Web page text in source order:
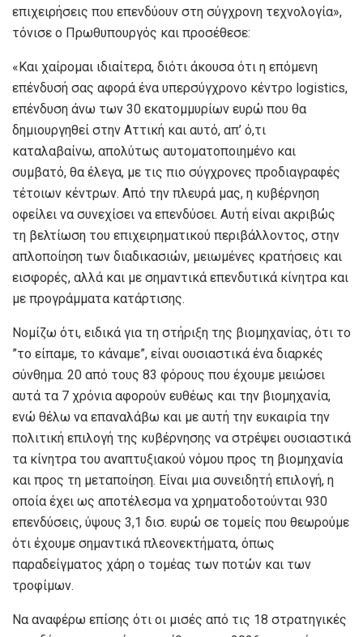
επιχειρήσεις που επενδύουν στη σύγχρονη τεχνολογία»,
τόνισε ο Πρωθυπουργός και προσέθεσε:
«Και χαίρομαι ιδιαίτερα, διότι άκουσα ότι η επόμενη
επένδυσή σας αφορά ένα υπερσύγχρονο κέντρο logistics,
επένδυση άνω των 30 εκατομμυρίων ευρώ που θα
δημιουργηθεί στην Αττική και αυτό, απ’ ό,τι
καταλαβαίνω, απολύτως αυτοματοποιημένο και
συμβατό, θα έλεγα, με τις πιο σύγχρονες προδιαγραφές
τέτοιων κέντρων. Από την πλευρά μας, η κυβέρνηση
οφείλει να συνεχίσει να επενδύσει. Αυτή είναι ακριβώς
τη βελτίωση του επιχειρηματικού περιβάλλοντος, στην
απλοποίηση των διαδικασιών, μειωμένες κρατήσεις και
εισφορές, αλλά και με σημαντικά επενδυτικά κίνητρα και
με προγράμματα κατάρτισης.
Νομίζω ότι, ειδικά για τη στήριξη της βιομηχανίας, ότι το
”το είπαμε, το κάναμε”, είναι ουσιαστικά ένα διαρκές
σύνθημα. 20 από τους 83 φόρους που έχουμε μειώσει
αυτά τα 7 χρόνια αφορούν ευθέως και την βιομηχανία,
ενώ θέλω να επαναλάβω και με αυτή την ευκαιρία την
πολιτική επιλογή της κυβέρνησης να στρέψει ουσιαστικά
τα κίνητρα του αναπτυξιακού νόμου προς τη βιομηχανία
και προς τη μεταποίηση. Είναι μια συνειδητή επιλογή, η
οποία έχει ως αποτέλεσμα να χρηματοδοτούνται 930
επενδύσεις, ύψους 3,1 δισ. ευρώ σε τομείς που θεωρούμε
ότι έχουμε σημαντικά πλεονεκτήματα, όπως
παραδείγματος χάρη ο τομέας των ποτών και των
τροφίμων.
Να αναφέρω επίσης ότι οι μισές από τις 18 στρατηγικές